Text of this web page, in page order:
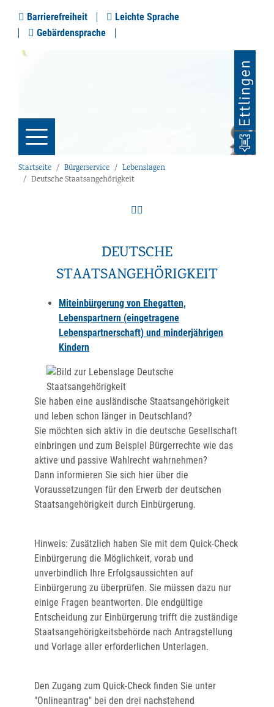
Barrierefreiheit
Leichte Sprache
Gebärdensprache
Startseite Bürgerservice
Lebenslagen
Deutsche Staatsangehörigkeit
DEUTSCHE
STAATSANGEHÖRIGKEIT
Miteinbürgerung von Ehegatten,
Lebenspartnern (eingetragene
Lebenspartnerschaft) und minderjährigen
Kindern
Sie haben eine ausländische Staatsangehörigkeit
und leben schon länger in Deutschland?
Sie möchten sich aktiv in die deutsche Gesellschaft
einbringen und zum Beispiel Bürgerrechte wie das
aktive und passive Wahlrecht wahrnehmen?
Dann informieren Sie sich hier über die
Voraussetzungen für den Erwerb der deutschen
Staatsangehörigkeit durch Einbürgerung.
Hinweis: Zusätzlich haben Sie mit dem Quick-Check
Einbürgerung die Möglichkeit, vorab und
unverbindlich Ihre Erfolgsaussichten auf
Einbürgerung zu überprüfen. Sie müssen dazu nur
einige Fragen beantworten. Die endgültige
Entscheidung zur Einbürgerung trifft die zuständige
Staatsangehörigkeitsbehörde nach Antragstellung
und Vorlage aller erforderlichen Unterlagen.
Den Zugang zum Quick-Check finden Sie unter
"Onlineantrag" bei den drei nachstehend